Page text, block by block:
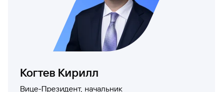
Когтев Кирилл
Вице-Президент, начальник